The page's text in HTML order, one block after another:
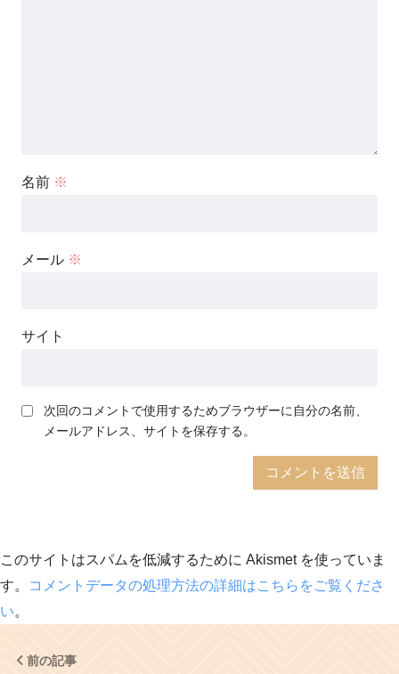
名前 ※
メール ※
サイト
次回のコメントで使用するためブラウザーに自分の名前、
メールアドレス、サイトを保存する。
このサイトはスパムを低減するために Akismet を使っていま
す。
コメントデータの処理方法の詳細はこちらをご覧くださ
い。
前の記事